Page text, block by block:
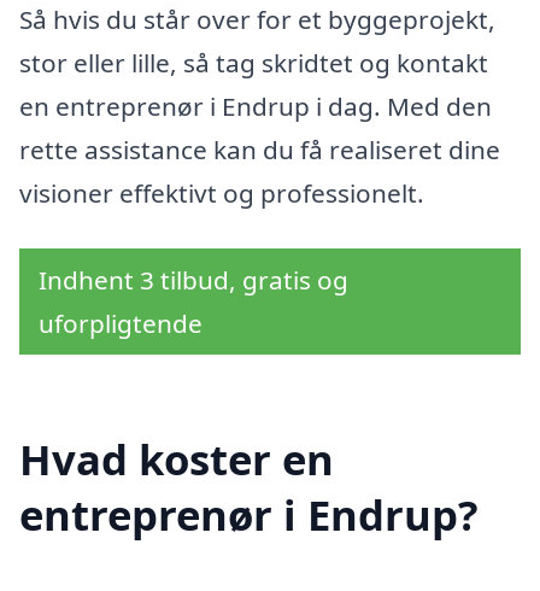
Så hvis du står over for et byggeprojekt,
stor eller lille, så tag skridtet og kontakt
en entreprenør i Endrup i dag. Med den
rette assistance kan du få realiseret dine
visioner effektivt og professionelt.
Indhent 3 tilbud, gratis og
uforpligtende
Hvad koster en
entreprenør i Endrup?